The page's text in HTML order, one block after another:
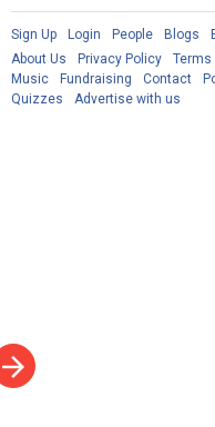
Sign Up Login People Blogs
About Us
Privacy Policy Terms
Music
Fundraising Contact
Quizzes
Advertise with us